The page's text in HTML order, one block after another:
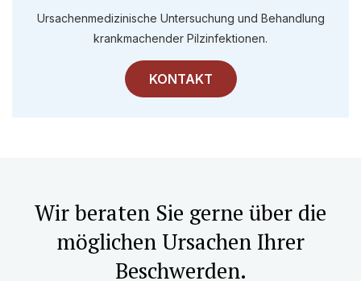
Ursachenmedizinische Untersuchung und Behandlung
krankmachender Pilzinfektionen.
KONTAKT
Wir beraten Sie gerne über die
möglichen Ursachen Ihrer
Beschwerden.